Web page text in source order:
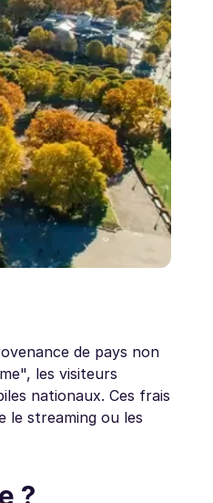
de pays non
les visiteurs
nationaux. Ces frais
le streaming ou les
?